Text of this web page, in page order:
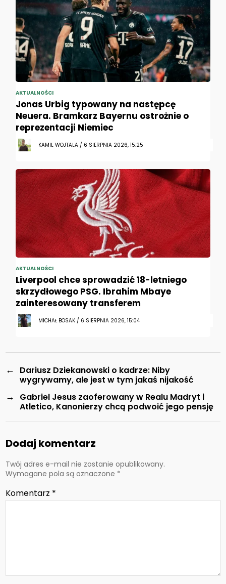
AKTUALNOŚCI
Jonas Urbig typowany na następcę
Neuera. Bramkarz Bayernu ostrożnie o
reprezentacji Niemiec
KAMIL WOJTALA / 6 SIERPNIA 2026, 15:25
AKTUALNOŚCI
Liverpool chce sprowadzić 18-letniego
skrzydłowego PSG. Ibrahim Mbaye
zainteresowany transferem
MICHAŁ BOSAK / 6 SIERPNIA 2026, 15:04
←
Dariusz Dziekanowski o kadrze: Niby
wygrywamy, ale jest w tym jakaś nijakość
→
Gabriel Jesus zaoferowany w Realu Madryt i
Atletico, Kanonierzy chcą podwoić jego pensję
Dodaj komentarz
Twój adres e-mail nie zostanie opublikowany.
Wymagane pola są oznaczone *
Komentarz *